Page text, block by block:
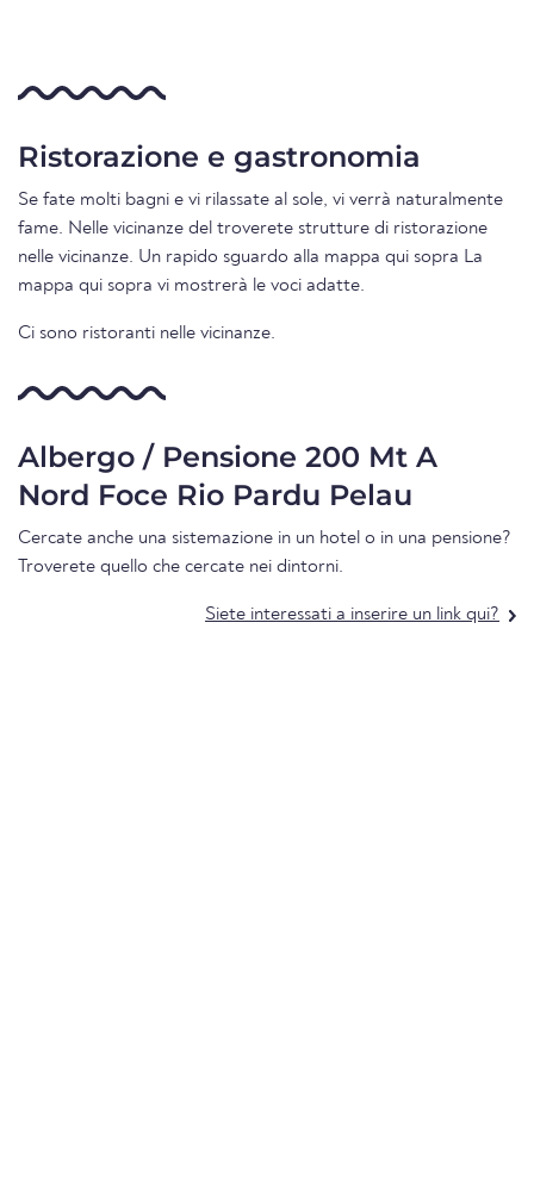
Ristorazione e gastronomia
Se fate molti bagni e vi rilassate al sole, vi verrà naturalmente
fame. Nelle vicinanze del troverete strutture di ristorazione
nelle vicinanze. Un rapido sguardo alla mappa qui sopra La
mappa qui sopra vi mostrerà le voci adatte.
Ci sono ristoranti nelle vicinanze.
Albergo / Pensione 200 Mt A
Nord Foce Rio Pardu Pelau
Cercate anche una sistemazione in un hotel o in una pensione?
Troverete quello che cercate nei dintorni.
Siete interessati a inserire un link qui?